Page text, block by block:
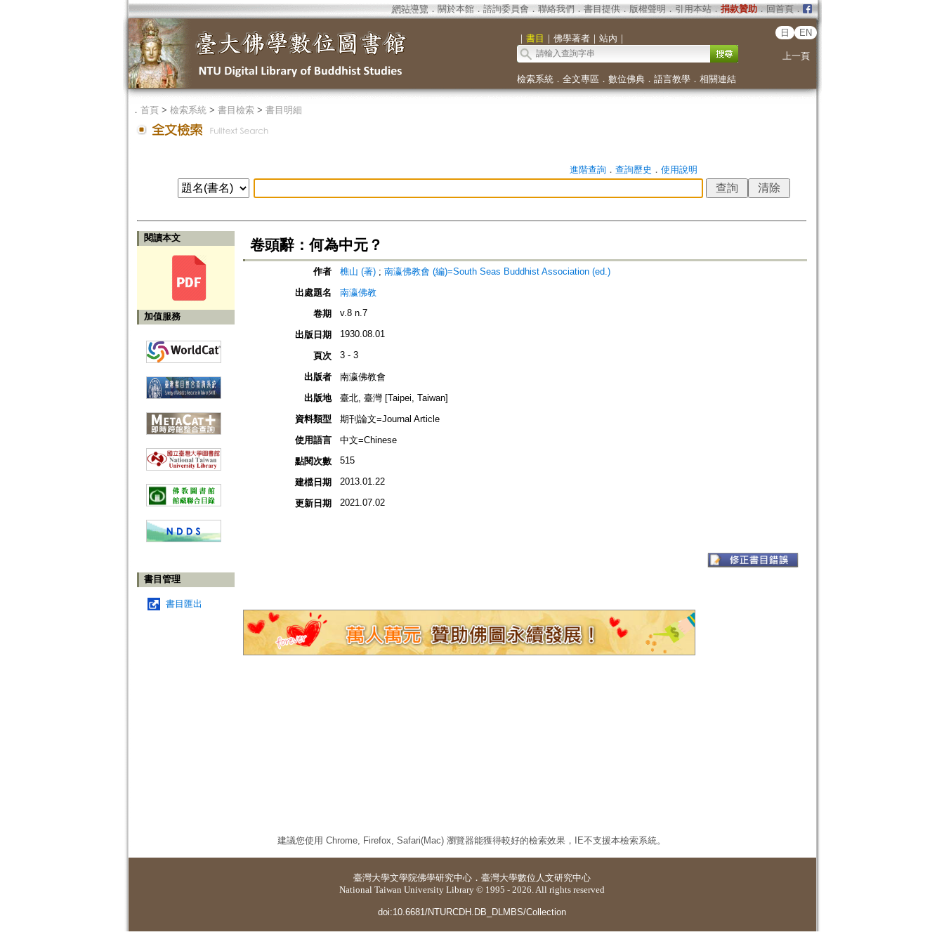
網站導覽 ． 關於本館． 諮詢委員會． 聯絡我們 ． 書目提供． 版權聲明 ． 引用本站． 捐款贊助．回首頁．
｜ 書目 ｜ 佛學著者｜ 站內 ｜
日 EN
上一頁
檢索系統． 全文專區 ． 數位佛典． 語言教學． 相關連結
． 首頁> 檢索系統> 書目檢索> 書目明細
進階查詢． 查詢歷史 ． 使用說明
閱讀本文
加值服務
書目管理
書目匯出
卷頭辭：何為中元？
作者 樵山 (著); 南瀛佛教會 (編)=South Seas Buddhist Association (ed.)
出處題名
南瀛佛教
卷期
v.8 n.7
出版日期 1930.08.01
頁次 3 - 3
出版者
南瀛佛教會
出版地
臺北, 臺灣 [Taipei, Taiwan]
資料類型
期刊論文=Journal Article
使用語言
中文=Chinese
點閱次數
515
建檔日期 2013.01.22
更新日期 2021.07.02
建議您使用 Chrome, Firefox, Safari(Mac) 瀏覽器能獲得較好的檢索效果，IE不支援本檢索系統。
臺灣大學文學院佛學研究中心 ． 臺灣大學數位人文研究中心
National Taiwan University Library © 1995 - 2026. All rights reserved
doi:10.6681/NTURCDH.DB_DLMBS/Collection